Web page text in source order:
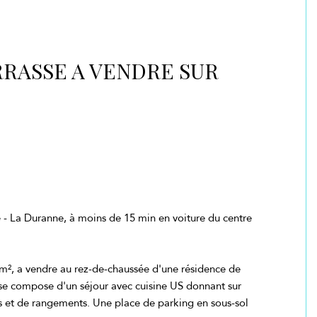
A VENDRE SUR
La Duranne, à moins de 15 min en voiture du centre
a vendre au rez-de-chaussée d'une résidence de
compose d'un séjour avec cuisine US donnant sur
de rangements. Une place de parking en sous-sol